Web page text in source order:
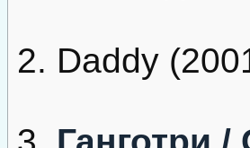
2. Daddy